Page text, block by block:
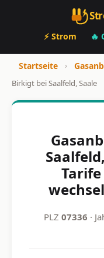
⚡ Strom 🔥
Startseite ›
Birkigt bei Saalfeld, Saale
PLZ 07336 ·